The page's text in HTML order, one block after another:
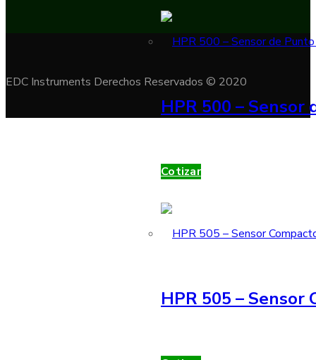
HPR 500 –
Cotizar
HPR 505 – Sensor
EDC Instruments Derechos Reservados © 2020